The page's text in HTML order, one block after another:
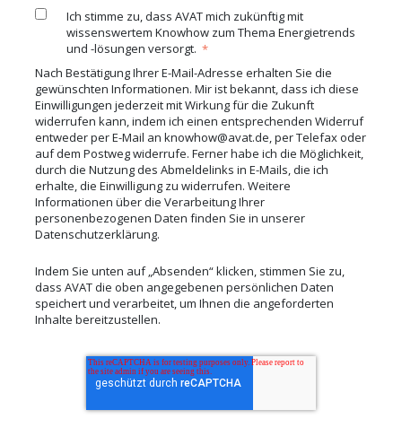
Ich stimme zu, dass AVAT mich zukünftig mit
wissenswertem Knowhow zum Thema Energietrends
und -lösungen versorgt. *
Nach Bestätigung Ihrer E-Mail-Adresse erhalten Sie die
gewünschten Informationen. Mir ist bekannt, dass ich diese
Einwilligungen jederzeit mit Wirkung für die Zukunft
widerrufen kann, indem ich einen entsprechenden Widerruf
entweder per E-Mail an knowhow@avat.de, per Telefax oder
auf dem Postweg widerrufe. Ferner habe ich die Möglichkeit,
durch die Nutzung des Abmeldelinks in E-Mails, die ich
erhalte, die Einwilligung zu widerrufen. Weitere
Informationen über die Verarbeitung Ihrer
personenbezogenen Daten finden Sie in unserer
Datenschutzerklärung.
Indem Sie unten auf „Absenden“ klicken, stimmen Sie zu,
dass AVAT die oben angegebenen persönlichen Daten
speichert und verarbeitet, um Ihnen die angeforderten
Inhalte bereitzustellen.
HubSpot, Inc. 25 First Street , 2nd Floor,
Cambridge MA 02141 US
Zweck:
Marketing
Cookie Laufzeit:
13 Monate
EXTERNE MEDIEN
Um Inhalte von Videoplattformen und Social
Media Plattformen anzeigen zu können,
werden von diesen externen Medien
Cookies gesetzt.
YouTube
Name:
NID